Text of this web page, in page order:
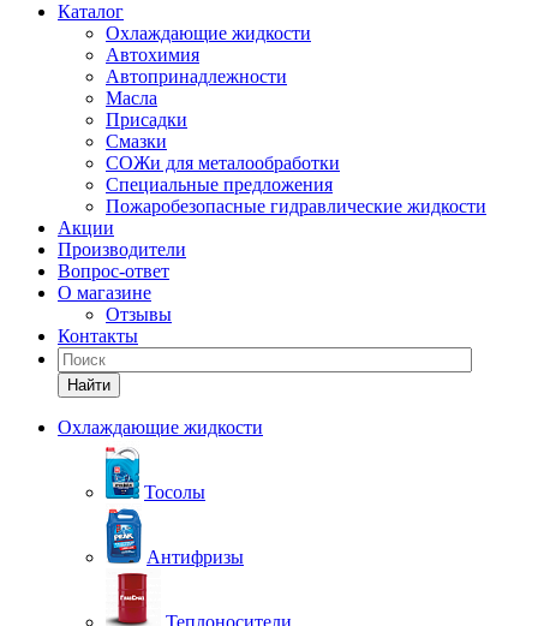
Каталог
Охлаждающие жидкости
Автохимия
Автопринадлежности
Масла
Присадки
Смазки
СОЖи для металообработки
Специальные предложения
Пожаробезопасные гидравлические жидкости
Акции
Производители
Вопрос-ответ
О магазине
Отзывы
Контакты
Найти
Охлаждающие жидкости
Тосолы
Антифризы
Теплоносители